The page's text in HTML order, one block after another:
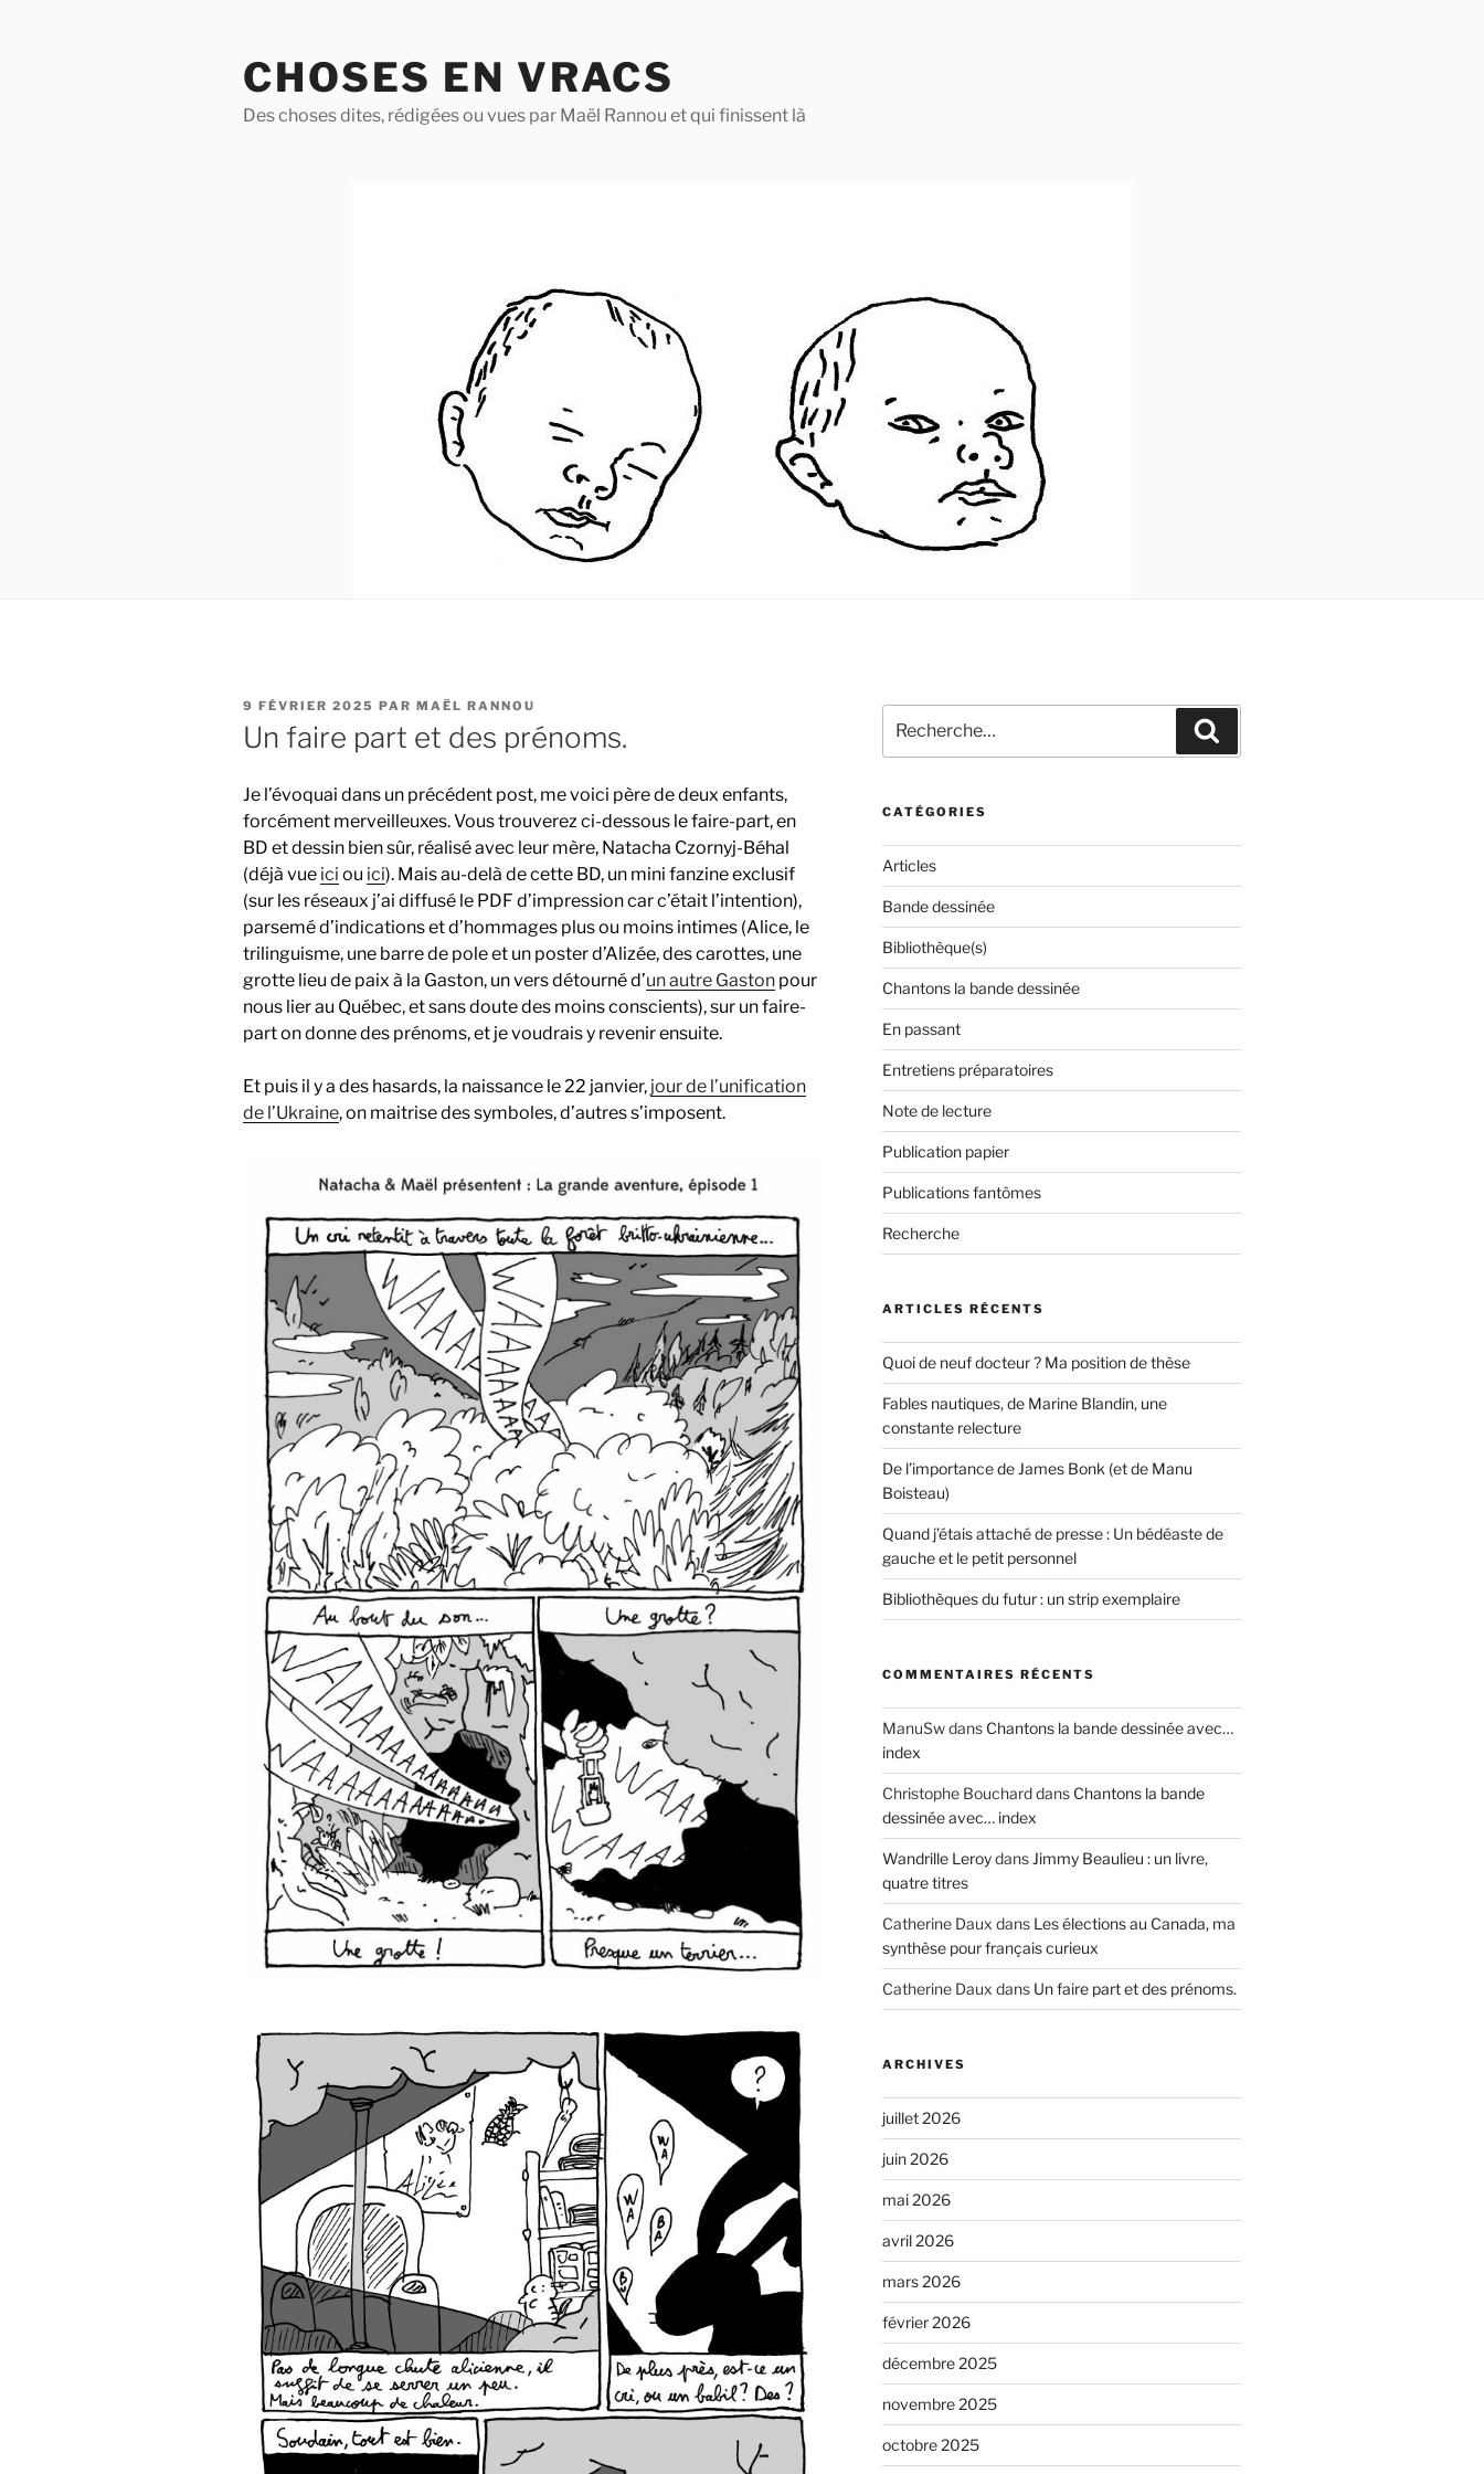
CHOSES EN VRACS
Des choses dites, rédigées ou vues par Maël Rannou et qui finissent là
PUBLIÉ
LE
9 FÉVRIER 2025 PAR MAËL RANNOU
Un faire part et des prénoms.
Je l’évoquai dans un précédent post, me voici père de deux enfants,
forcément merveilleuxes. Vous trouverez ci-dessous le faire-part, en
BD et dessin bien sûr, réalisé avec leur mère, Natacha Czornyj-Béhal
(déjà vue ici ou ici). Mais au-delà de cette BD, un mini fanzine exclusif
(sur les réseaux j’ai diffusé le PDF d’impression car c’était l’intention),
parsemé d’indications et d’hommages plus ou moins intimes (Alice, le
trilinguisme, une barre de pole et un poster d’Alizée, des carottes, une
grotte lieu de paix à la Gaston, un vers détourné d’un autre Gaston pour
nous lier au Québec, et sans doute des moins conscients), sur un faire-
part on donne des prénoms, et je voudrais y revenir ensuite.
Et puis il y a des hasards, la naissance le 22 janvier, jour de l’unification
de l’Ukraine, on maitrise des symboles, d’autres s’imposent.
pour
:
CATÉGORIES
Articles
Bande dessinée
Bibliothèque(s)
Chantons la bande dessinée
En passant
Entretiens préparatoires
Note de lecture
Publication papier
Publications fantômes
Recherche
ARTICLES RÉCENTS
Quoi de neuf docteur ? Ma position de thèse
Fables nautiques, de Marine Blandin, une
constante relecture
De l’importance de James Bonk (et de Manu
Boisteau)
Quand j’étais attaché de presse : Un bédéaste de
gauche et le petit personnel
Bibliothèques du futur : un strip exemplaire
COMMENTAIRES RÉCENTS
ManuSwdans Chantons la bande dessinée avec…
index
Christophe Boucharddans Chantons la bande
dessinée avec… index
Wandrille Leroydans Jimmy Beaulieu : un livre,
quatre titres
Catherine Daux dans Les élections au Canada, ma
synthèse pour français curieux
Catherine Daux dans Un faire part et des prénoms.
ARCHIVES
juillet 2026
juin 2026
mai 2026
avril 2026
mars 2026
février 2026
décembre 2025
novembre 2025
octobre 2025